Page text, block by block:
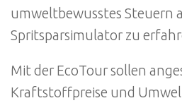
umweltbewusstes Steuern
Spritsparsimulator zu
Mit der EcoTour sollen
Kraftstoffpreise und